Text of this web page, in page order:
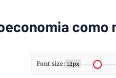
como
Font size: 12px